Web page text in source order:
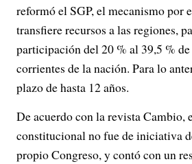
reformó el SGP, el mecanismo por
transfiere recursos a las regiones,
participación del 20 % al 39,5 %
corrientes de la nación. Para lo
plazo de hasta 12 años.
De acuerdo con la revista Cambio,
constitucional no fue de iniciativa
propio Congreso, y contó con un